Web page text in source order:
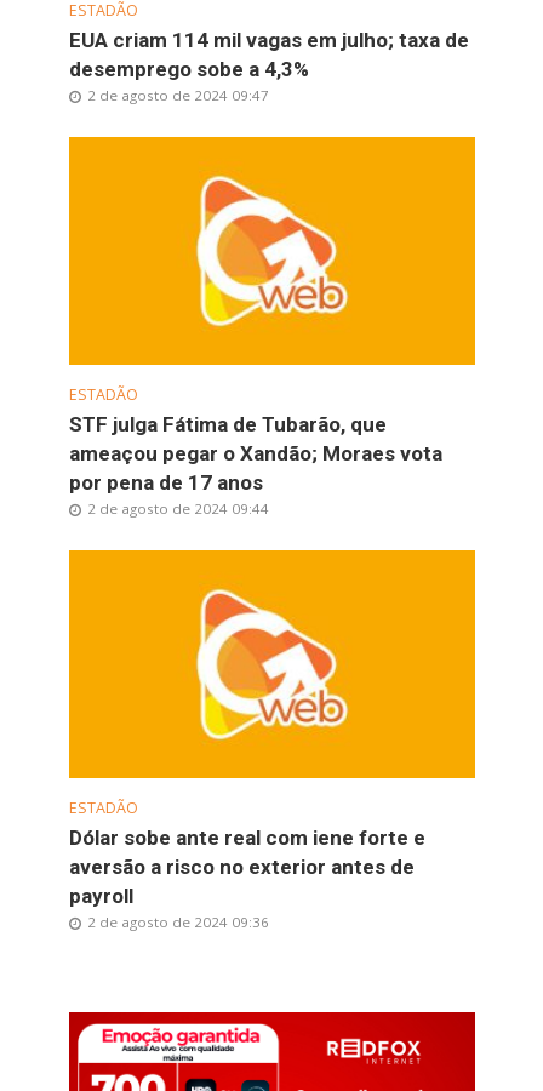
ESTADÃO
EUA criam 114 mil vagas em julho; taxa de
desemprego sobe a 4,3%
2 de agosto de 2024 09:47
ESTADÃO
STF julga Fátima de Tubarão, que
ameaçou pegar o Xandão; Moraes vota
por pena de 17 anos
2 de agosto de 2024 09:44
ESTADÃO
Dólar sobe ante real com iene forte e
aversão a risco no exterior antes de
payroll
2 de agosto de 2024 09:36